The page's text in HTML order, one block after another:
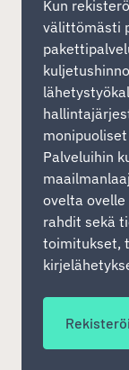
Kun
välittömästi
Palveluihin
ovelta
rahdit sekä
toimitukset,